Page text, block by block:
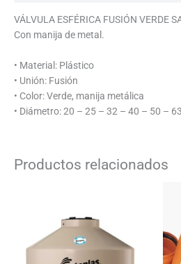
VÁLVULA ESFÉRICA FUSIÓN VERDE
Con manija de metal.
• Material: Plástico
• Unión: Fusión
• Color: Verde, manija metálica
• Diámetro: 20 – 25 – 32 – 40 – 50 –
Productos relacionados